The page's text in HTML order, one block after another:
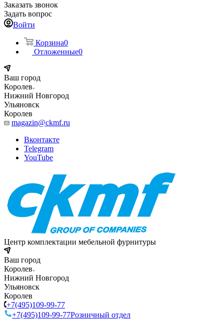
Заказать звонок
Задать вопрос
Войти
Корзина0
Отложенные0
Ваш город
Королев
Нижний Новгород
Ульяновск
Королев
magazin@ckmf.ru
Вконтакте
Telegram
YouTube
Центр комплектации мебельной фурнитуры
Ваш город
Королев
Нижний Новгород
Ульяновск
Королев
+7(495)109-99-77
+7(495)109-99-77Розничный отдел